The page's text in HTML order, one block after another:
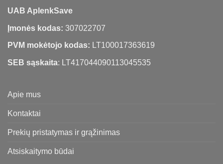
UAB AplenkSave
Įmonės kodas: 307022707
PVM mokėtojo kodas: LT100017363619
SEB sąskaita: LT417044090113045535
Apie mus
Kontaktai
Prekių pristatymas ir grąžinimas
Atsiskaitymo būdai